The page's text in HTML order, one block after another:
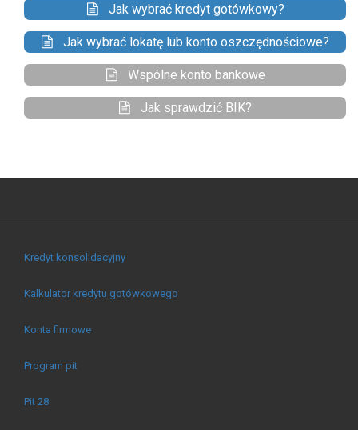
Jak wybrać kredyt gotówkowy?
Jak wybrać lokatę lub konto oszczędnościowe?
Wspólne konto bankowe
Jak sprawdzić BIK?
Kredyt konsolidacyjny
Kalkulator kredytu gotówkowego
Konta firmowe
Program pit
Pit 28